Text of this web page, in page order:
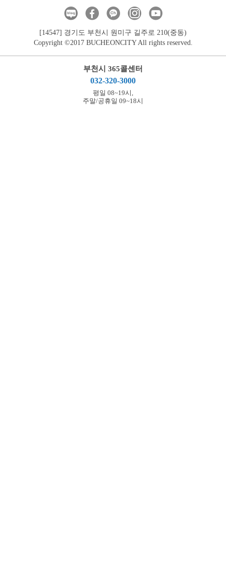
[14547] 경기도 부천시 원미구 길주로 210(중동)
Copyright ©2017 BUCHEONCITY All rights reserved.
부천시 365콜센터
032-320-3000
평일 08~19시,
주말/공휴일 09~18시